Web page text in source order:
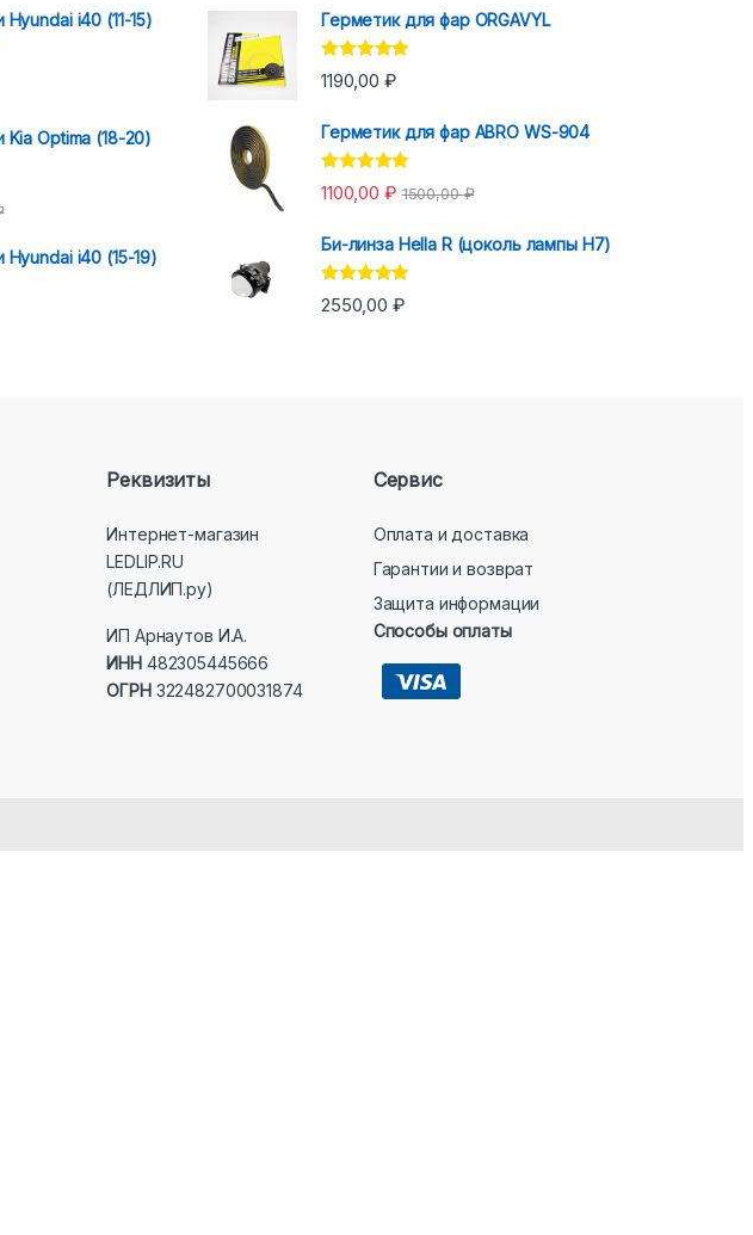
i40 (11-15)
Optima (18-20)
i40 (15-19)
Герметик для фар ORGAVYL
Оценка 5.00
из 5
1190,00 ₽
Герметик для фар ABRO WS-904
Оценка 5.00
из 5
1100,00 ₽ 1500,00₽
Би-линза Hella R (цоколь лампы H7)
Оценка5.00
из 5
2550,00 ₽
Реквизиты
Интернет-магазин
LEDLIP.RU
(ЛЕДЛИП.ру)
ИП Арнаутов И.А.
ИНН482305445666
ОГРН322482700031874
Сервис
Оплата и доставка
Гарантии и возврат
Защита информации
Способы оплаты